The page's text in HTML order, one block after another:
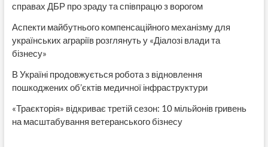
справах ДБР про зраду та співпрацю з ворогом
Аспекти майбутнього компенсаційного механізму для
українських аграріїв розглянуть у «Діалозі влади та
бізнесу»
В Україні продовжується робота з відновлення
пошкоджених об’єктів медичної інфраструктури
«Траєкторія» відкриває третій сезон: 10 мільйонів гривень
на масштабування ветеранського бізнесу